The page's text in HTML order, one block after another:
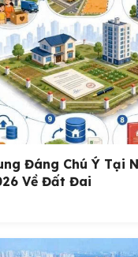
Đáng Chú Ý Tại
Về Đất Đai